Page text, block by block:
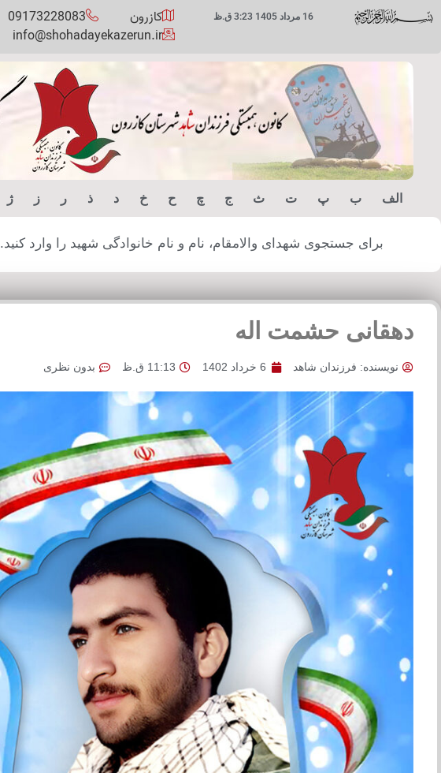
16 مرداد 1405 3:23 ق.ظ کازرون
09173228083
info@shohadayekazerun.ir
الف ب پ ت ث ج چ ح خ د ذ ر ز ژ
برای جستجوی شهدای والامقام، نام و نام خانوادگی شهید را وارد کنید.
دهقانی حشمت اله
نویسنده: فرزندان شاهد 6 خرداد 1402 11:13 ق.ظ بدون نظری